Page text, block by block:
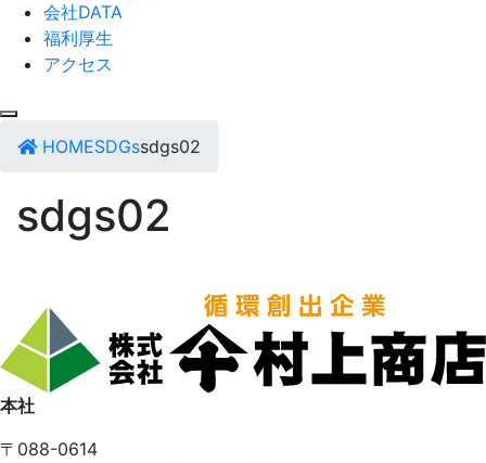
会社DATA
福利厚生
アクセス
HOMESDGssdgs02
sdgs02
本社
〒088-0614